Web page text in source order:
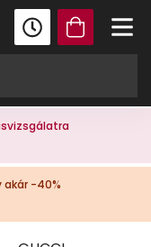
akár -40%